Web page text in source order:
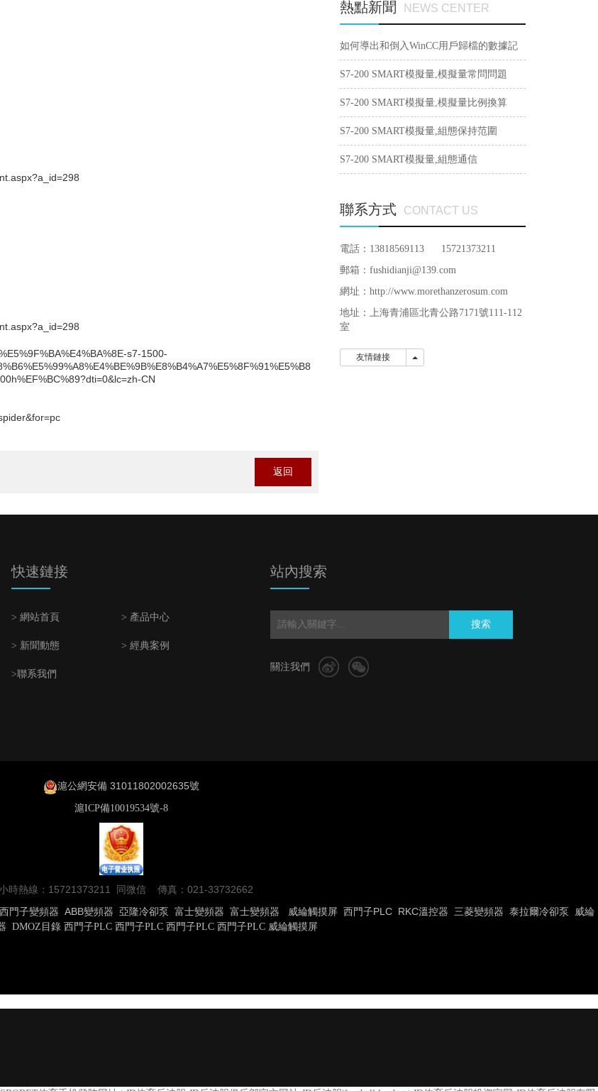
s7-1500-
CN
返回
熱點新聞 NEWS CENTER
如何導出和倒入WinCC用戶歸檔的數據記
錄？
S7-200 SMART模擬量,模擬量常問問題
S7-200 SMART模擬量,模擬量比例換算
S7-200 SMART模擬量,組態保持范圍
S7-200 SMART模擬量,組態通信
聯系方式 CONTACT US
電話：13818569113 15721373211
郵箱：fushidianji@139.com
網址：http://www.morethanzerosum.com
地址： 上海青浦區北青公路7171號111-112
室
友情鏈接 友情鏈接
快速鏈接
> 網站首頁 > 產品中心
> 新聞動態 > 經典案例
>聯系我們
站內搜索
搜索
關注我們
滬公網安備 31011802002635號
滬ICP備10019534號-8
時熱線：15721373211 同微信 傳真：021-33732662
西門子變頻器 ABB變頻器 亞隆冷卻泵 富士變頻器 富士變頻器 威綸觸摸屏 西門子PLC RKC溫控器 三菱變頻器 泰拉爾冷卻泵
威綸
DMOZ目錄 西門子PLC 西門子PLC 西門子PLC 西門子PLC 威綸觸摸屏